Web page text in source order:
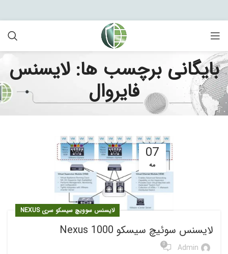
بایگانی برچسب ها: لایسنس
فایروال
07
مه
لایسنس سوویچ سیسکو سری NEXUS
لایسنس سوئیچ سیسکو Nexus 1000
Admin
0